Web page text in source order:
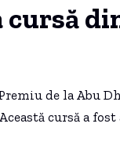
de la Abu
cursă a fost